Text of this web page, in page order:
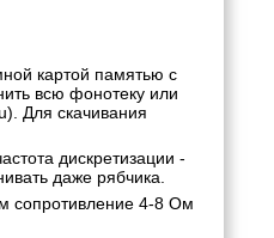
картой памятью с
всю фонотеку или
Для скачивания
дискретизации -
даже рябчика.
4-8 Ом